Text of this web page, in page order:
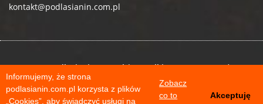
Informujemy, że strona
podlasianin.com.pl korzysta z plików
„Cookies”, aby świadczyć usługi na
Zobacz
co to
Akceptuję
kontakt@podlasianin.com.pl
© 2026 podlasianin.com.pl | Wszelkie prawa zastrzeżone